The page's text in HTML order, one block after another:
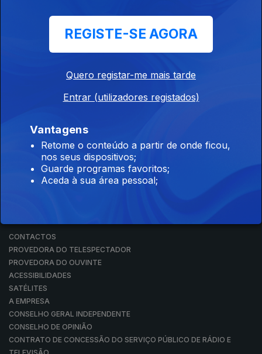
RTP PLAY
EM DIRETO
REVER PROGRAMAS
CONCURSOS
CONTACTOS
PROVEDORA DO TELESPECTADOR
PROVEDORA DO OUVINTE
ACESSIBILIDADES
SATÉLITES
A EMPRESA
CONSELHO GERAL INDEPENDENTE
CONSELHO DE OPINIÃO
CONTRATO DE CONCESSÃO DO SERVIÇO PÚBLICO DE RÁDIO E
REGISTE-SE AGORA
Quero registar-me mais tarde
Entrar (utilizadores registados)
Vantagens
Retome o conteúdo a partir de onde ficou,
nos seus dispositivos;
Guarde programas favoritos;
Aceda à sua área pessoal;